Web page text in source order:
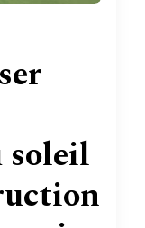
soleil